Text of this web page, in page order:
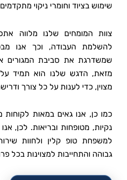
שימוש בציוד וחומרי ניקוי מתקדמים
צוות המומחים שלנו מלווה
להשלמת העבודה, וכך אנו
שמשדרגת את סביבת המגורים
מזאת, הדגש שלנו הוא תמיד על
מצוין, כדי לענות על כל צורך
כמו כן, אנו גאים במאות לקוחות
נקיות, מטופחות ובריאות. לכן,
למשפחת טופ קלין ולחוות
גבוהה והתחייבות למצוינות בכל